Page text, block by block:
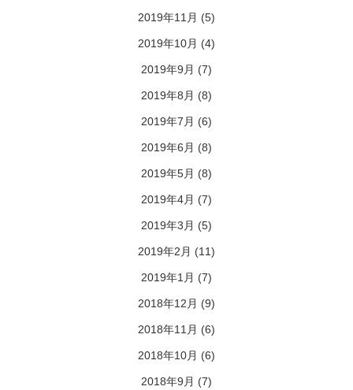
2019年11月 (5)
2019年10月 (4)
2019年9月 (7)
2019年8月 (8)
2019年7月 (6)
2019年6月 (8)
2019年5月 (8)
2019年4月 (7)
2019年3月 (5)
2019年2月 (11)
2019年1月 (7)
2018年12月 (9)
2018年11月 (6)
2018年10月 (6)
2018年9月 (7)